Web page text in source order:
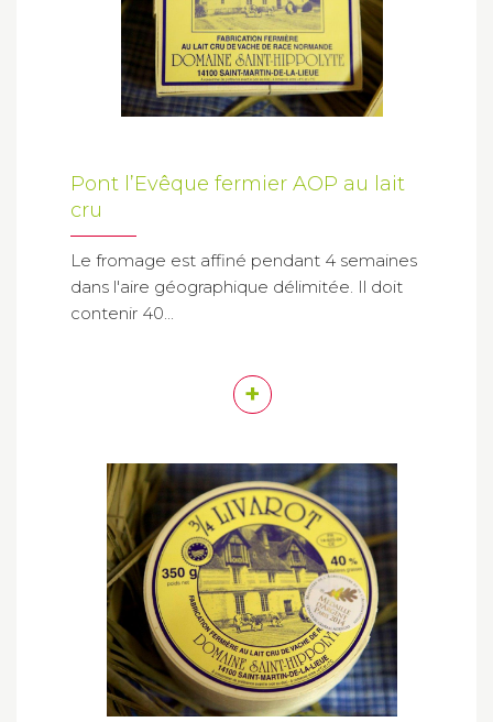
Pont l’Evêque fermier AOP au lait
cru
Le fromage est affiné pendant 4 semaines
dans l'aire géographique délimitée. Il doit
contenir 40...
+